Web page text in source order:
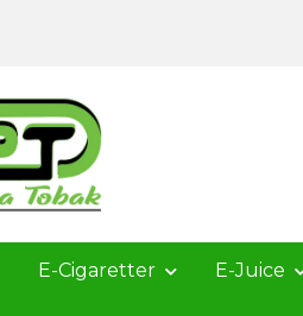
E-Cigaretter E-Juice